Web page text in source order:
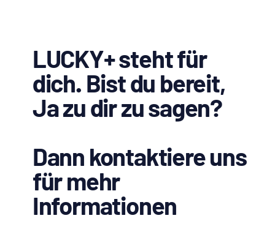
LUCKY+ steht für
dich. Bist du bereit,
Ja zu dir zu sagen?
Dann kontaktiere uns
für mehr
Informationen